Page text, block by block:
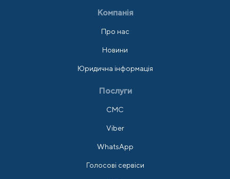
Компанія
Про нас
Новини
Юридична інформація
Послуги
СМС
Viber
WhatsApp
Голосові сервіси